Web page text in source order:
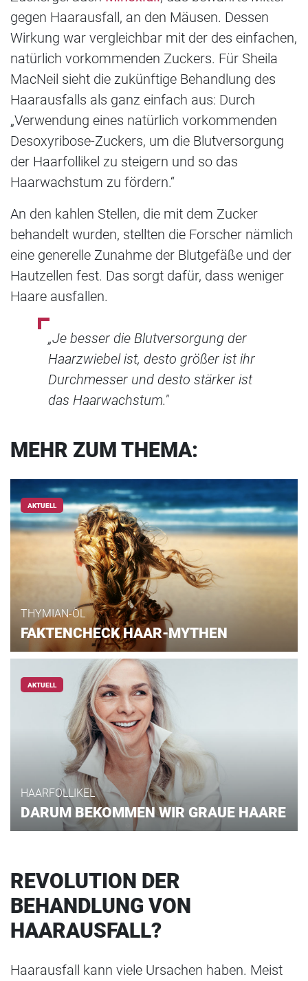
gegen Haarausfall, an den Mäusen. Dessen
Wirkung war vergleichbar mit der des einfachen,
natürlich vorkommenden Zuckers. Für Sheila
MacNeil sieht die zukünftige Behandlung des
Haarausfalls als ganz einfach aus: Durch
„Verwendung eines natürlich vorkommenden
Desoxyribose-Zuckers, um die Blutversorgung
der Haarfollikel zu steigern und so das
Haarwachstum zu fördern.“
An den kahlen Stellen, die mit dem Zucker
behandelt wurden, stellten die Forscher nämlich
eine generelle Zunahme der Blutgefäße und der
Hautzellen fest. Das sorgt dafür, dass weniger
Haare ausfallen.
„Je besser die Blutversorgung der
Haarzwiebel ist, desto größer ist ihr
Durchmesser und desto stärker ist
das Haarwachstum."
MEHR ZUM THEMA:
AKTUELL
THYMIAN-ÖL
FAKTENCHECK HAAR-MYTHEN
AKTUELL
HAARFOLLIKEL
DARUM BEKOMMEN WIR GRAUE HAARE
REVOLUTION DER
BEHANDLUNG VON
HAARAUSFALL?
Haarausfall kann viele Ursachen haben. Meist